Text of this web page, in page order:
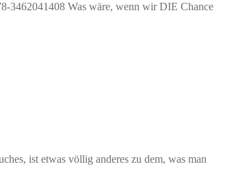
3462041408 Was wäre, wenn wir DIE Chance
ist etwas völlig anderes zu dem, was man